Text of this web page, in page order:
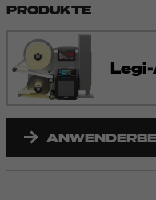
PRODUKTE